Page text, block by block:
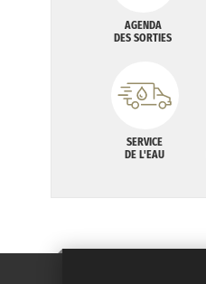
AGENDA
DES SORTIES
SERVICE
DE L'EAU